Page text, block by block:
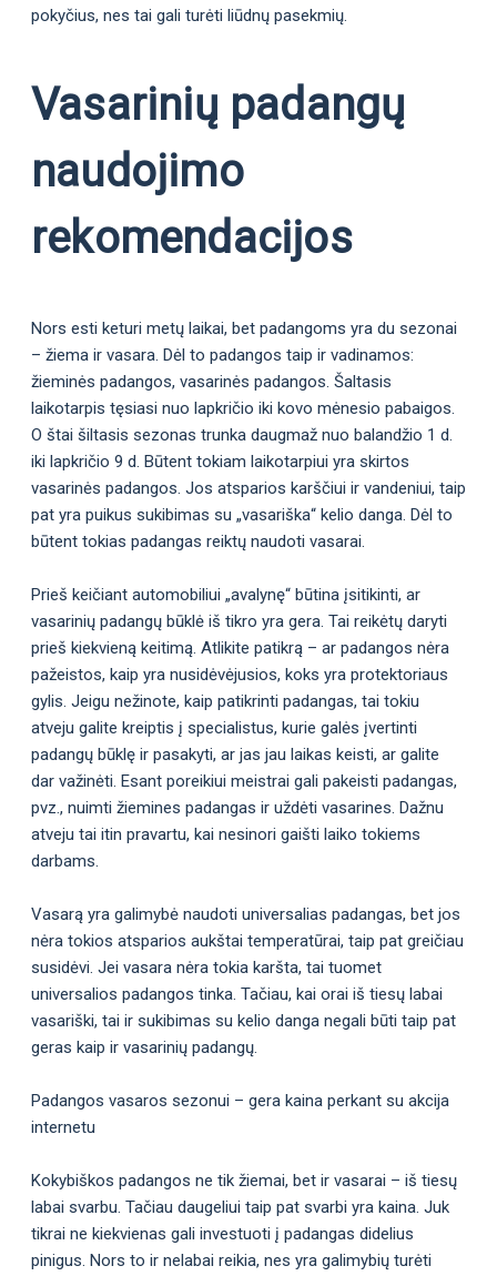
pokyčius, nes tai gali turėti liūdnų pasekmių.
Vasarinių padangų
naudojimo
rekomendacijos
Nors esti keturi metų laikai, bet padangoms yra du sezonai
– žiema ir vasara. Dėl to padangos taip ir vadinamos:
žieminės padangos, vasarinės padangos. Šaltasis
laikotarpis tęsiasi nuo lapkričio iki kovo mėnesio pabaigos.
O štai šiltasis sezonas trunka daugmaž nuo balandžio 1 d.
iki lapkričio 9 d. Būtent tokiam laikotarpiui yra skirtos
vasarinės padangos. Jos atsparios karščiui ir vandeniui, taip
pat yra puikus sukibimas su „vasariška“ kelio danga. Dėl to
būtent tokias padangas reiktų naudoti vasarai.
Prieš keičiant automobiliui „avalynę“ būtina įsitikinti, ar
vasarinių padangų būklė iš tikro yra gera. Tai reikėtų daryti
prieš kiekvieną keitimą. Atlikite patikrą – ar padangos nėra
pažeistos, kaip yra nusidėvėjusios, koks yra protektoriaus
gylis. Jeigu nežinote, kaip patikrinti padangas, tai tokiu
atveju galite kreiptis į specialistus, kurie galės įvertinti
padangų būklę ir pasakyti, ar jas jau laikas keisti, ar galite
dar važinėti. Esant poreikiui meistrai gali pakeisti padangas,
pvz., nuimti žiemines padangas ir uždėti vasarines. Dažnu
atveju tai itin pravartu, kai nesinori gaišti laiko tokiems
darbams.
Vasarą yra galimybė naudoti universalias padangas, bet jos
nėra tokios atsparios aukštai temperatūrai, taip pat greičiau
susidėvi. Jei vasara nėra tokia karšta, tai tuomet
universalios padangos tinka. Tačiau, kai orai iš tiesų labai
vasariški, tai ir sukibimas su kelio danga negali būti taip pat
geras kaip ir vasarinių padangų.
Padangos vasaros sezonui – gera kaina perkant su akcija
internetu
Kokybiškos padangos ne tik žiemai, bet ir vasarai – iš tiesų
labai svarbu. Tačiau daugeliui taip pat svarbi yra kaina. Juk
tikrai ne kiekvienas gali investuoti į padangas didelius
pinigus. Nors to ir nelabai reikia, nes yra galimybių turėti